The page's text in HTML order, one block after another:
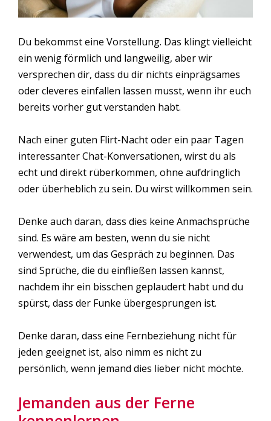
Du bekommst eine Vorstellung. Das klingt vielleicht
ein wenig förmlich und langweilig, aber wir
versprechen dir, dass du dir nichts einprägsames
oder cleveres einfallen lassen musst, wenn ihr euch
bereits vorher gut verstanden habt.
Nach einer guten Flirt-Nacht oder ein paar Tagen
interessanter Chat-Konversationen, wirst du als
echt und direkt rüberkommen, ohne aufdringlich
oder überheblich zu sein. Du wirst willkommen sein.
Denke auch daran, dass dies keine Anmachsprüche
sind. Es wäre am besten, wenn du sie nicht
verwendest, um das Gespräch zu beginnen. Das
sind Sprüche, die du einfließen lassen kannst,
nachdem ihr ein bisschen geplaudert habt und du
spürst, dass der Funke übergesprungen ist.
Denke daran, dass eine Fernbeziehung nicht für
jeden geeignet ist, also nimm es nicht zu
persönlich, wenn jemand dies lieber nicht möchte.
Jemanden aus der Ferne